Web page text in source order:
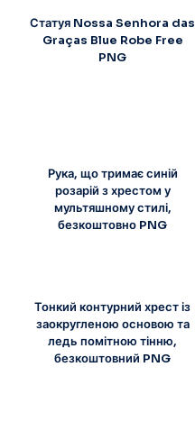
Статуя Nossa Senhora das
Graças Blue Robe Free
PNG
Рука, що тримає синій
розарій з хрестом у
мультяшному стилі,
безкоштовно PNG
Тонкий контурний хрест із
заокругленою основою та
ледь помітною тінню,
безкоштовний PNG